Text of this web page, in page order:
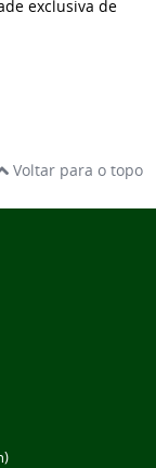
exclusiva de
Voltar para o topo